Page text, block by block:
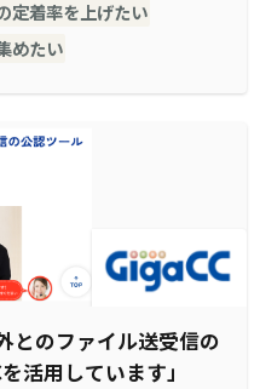
定着率を上げたい
めたい
とのファイル送受信の
活用しています」